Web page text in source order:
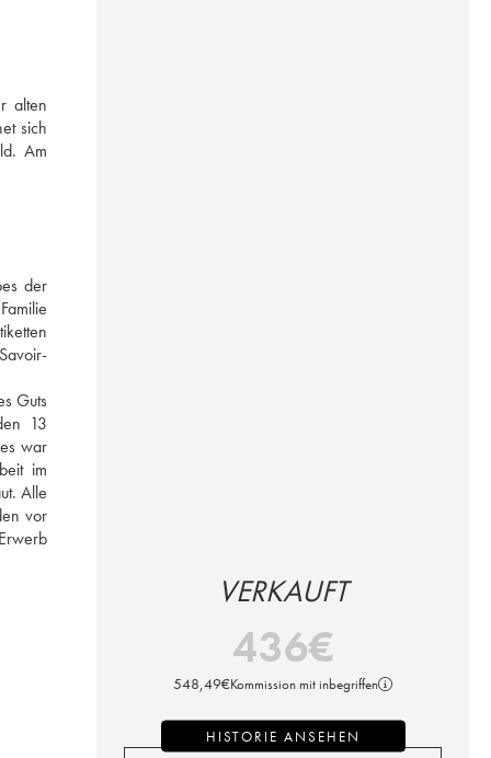
alten
sich
Am
der
Guts
13
war
im
Alle
vor
VERKAUFT
436€
548,49€Kommission mit inbegriffen
HISTORIE ANSEHEN